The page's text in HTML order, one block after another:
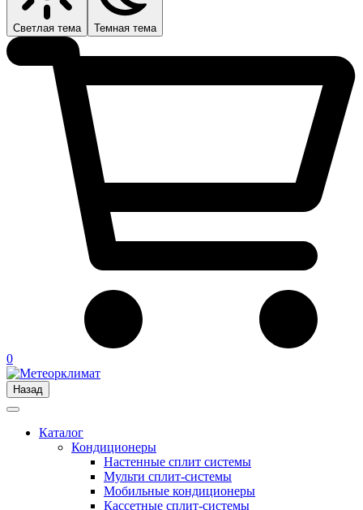
Светлая тема Темная тема
0
Назад
Каталог
Кондиционеры
Настенные сплит системы
Мульти сплит-системы
Мобильные кондиционеры
Кассетные сплит-системы